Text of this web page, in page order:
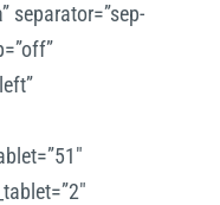
separator=”sep-